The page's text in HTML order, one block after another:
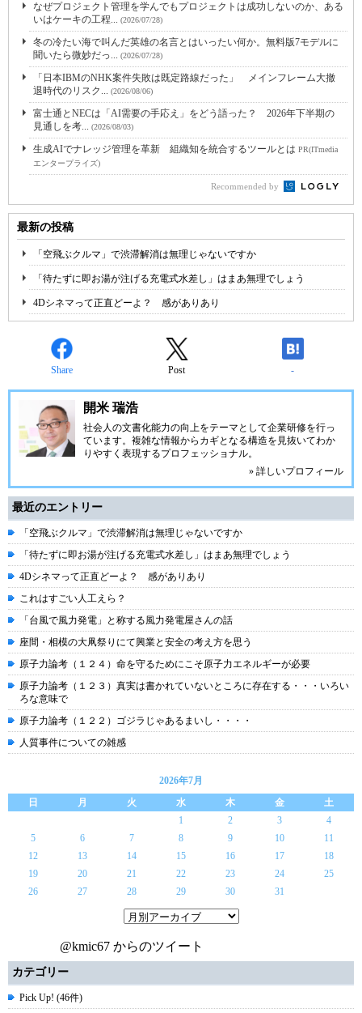
なぜプロジェクト管理を学んでもプロジェクトは成功しないのか、ある
いはケーキの工程... (2026/07/28)
冬の冷たい海で叫んだ英雄の名言とはいったい何か。無料版7モデルに
聞いたら微妙だっ... (2026/07/28)
「日本IBMのNHK案件失敗は既定路線だった」 メインフレーム大撤
退時代のリスク... (2026/08/06)
富士通とNECは「AI需要の手応え」をどう語った？ 2026年下半期の
見通しを考... (2026/08/03)
生成AIでナレッジ管理を革新 組織知を統合するツールとは PR(ITmedia
エンタープライズ)
Recommended by
最新の投稿
「空飛ぶクルマ」で渋滞解消は無理じゃないですか
「待たずに即お湯が注げる充電式水差し」はまあ無理でしょう
4Dシネマって正直どーよ？ 感がありあり
Share Post -
開米 瑞浩
社会人の文書化能力の向上をテーマとして企業研修を行っ
ています。複雑な情報からカギとなる構造を見抜いてわか
りやすく表現するプロフェッショナル。
» 詳しいプロフィール
最近のエントリー
「空飛ぶクルマ」で渋滞解消は無理じゃないですか
「待たずに即お湯が注げる充電式水差し」はまあ無理でしょう
4Dシネマって正直どーよ？ 感がありあり
これはすごい人工えら？
「台風で風力発電」と称する風力発電屋さんの話
座間・相模の大凧祭りにて興業と安全の考え方を思う
原子力論考（１２４）命を守るためにこそ原子力エネルギーが必要
原子力論考（１２３）真実は書かれていないところに存在する・・・いろい
ろな意味で
原子力論考（１２２）ゴジラじゃあるまいし・・・・
人質事件についての雑感
2026年7月
日
月 火 水 木 金
土
1
2 3
4
5
6 7 8 9 10
11
12
13 14 15 16 17
18
19
20 21 22 23 24
25
26
27 28 29 30 31
@kmic67 からのツイート
カテゴリー
Pick Up! (46件)